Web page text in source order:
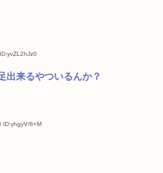
ID:yvZL2hJz0
出来るやついるんか？
ID:yhgyV/6+M